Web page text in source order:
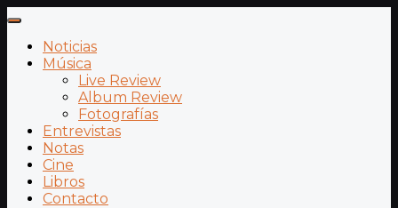
Noticias
Música
Live Review
Album Review
Fotografías
Entrevistas
Notas
Cine
Libros
Contacto